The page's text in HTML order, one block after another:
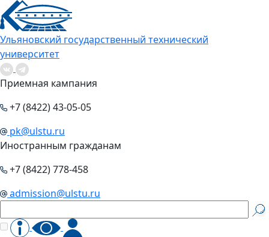
Ульяновский государственный технический
университет
Приемная кампания
+7 (8422) 43-05-05
pk@ulstu.ru
Иностранным гражданам
+7 (8422) 778-458
admission@ulstu.ru